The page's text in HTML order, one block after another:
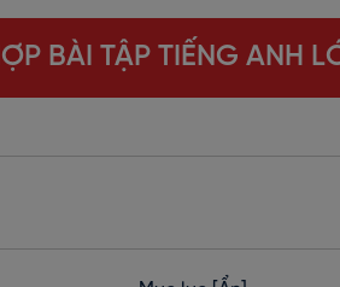
BÀI TẬP TIẾNG ANH